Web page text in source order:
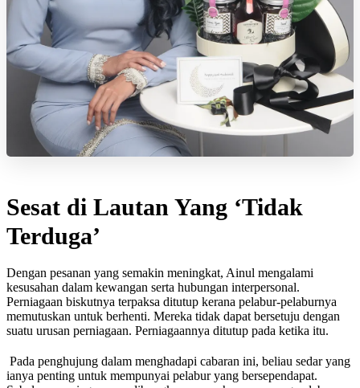
Sesat di Lautan Yang ‘Tidak
Terduga’
Dengan pesanan yang semakin meningkat, Ainul mengalami
kesusahan dalam kewangan serta hubungan interpersonal.
Perniagaan biskutnya terpaksa ditutup kerana pelabur-pelaburnya
memutuskan untuk berhenti. Mereka tidak dapat bersetuju dengan
suatu urusan perniagaan. Perniagaannya ditutup pada ketika itu.
Pada penghujung dalam menghadapi cabaran ini, beliau sedar yang
ianya penting untuk mempunyai pelabur yang bersependapat.